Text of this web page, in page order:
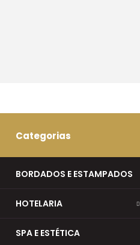
Categorias
BORDADOS E ESTAMPADOS
HOTELARIA
SPA E ESTÉTICA